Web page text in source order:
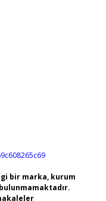
bir marka, kurum